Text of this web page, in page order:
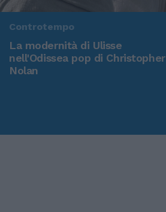
Controtempo
La modernità di Ulisse
nell'Odissea pop di Christopher
Nolan